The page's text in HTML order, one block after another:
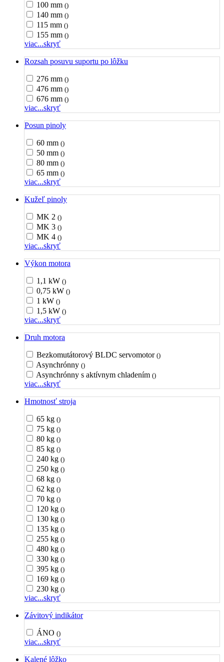
100 mm ()
140 mm ()
115 mm ()
155 mm ()
viac...skryť
Rozsah posuvu suportu po lôžku
276 mm ()
476 mm ()
676 mm ()
viac...skryť
Posun pinoly
60 mm ()
50 mm ()
80 mm ()
65 mm ()
viac...skryť
Kužeľ pinoly
MK 2 ()
MK 3 ()
MK 4 ()
viac...skryť
Výkon motora
1,1 kW ()
0,75 kW ()
1 kW ()
1,5 kW ()
viac...skryť
Druh motora
Bezkomutátorový BLDC servomotor ()
Asynchrónny ()
Asynchrónny s aktívnym chladením ()
viac...skryť
Hmotnosť stroja
65 kg ()
75 kg ()
80 kg ()
85 kg ()
240 kg ()
250 kg ()
68 kg ()
62 kg ()
70 kg ()
120 kg ()
130 kg ()
135 kg ()
255 kg ()
480 kg ()
330 kg ()
395 kg ()
169 kg ()
230 kg ()
viac...skryť
Závitový indikátor
ÁNO ()
viac...skryť
Kalené lôžko